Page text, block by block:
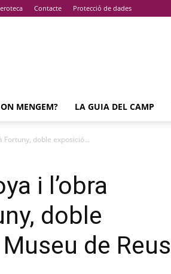
Contacte Protecció de dades
ON MENGEM? LA GUIA DEL CAMP
Fortuny, doble exposició...
i l’obra
doble
de Reus